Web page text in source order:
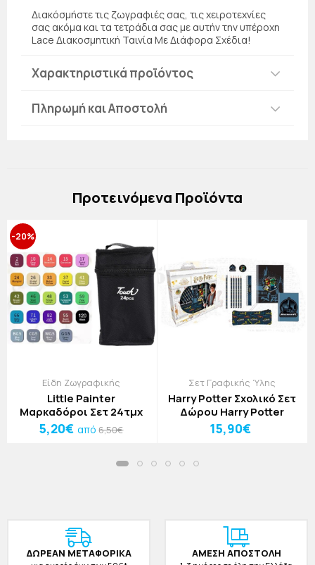
Διακόσμήστε τις ζωγραφιές σας, τις χειροτεχνίες
σας ακόμα και τα τετράδια σας με αυτήν την υπέροχη
Lace Διακοσμητική Ταινία Με Διάφορα Σχέδια!
Χαρακτηριστικά προϊόντος
Πληρωμή και Αποστολή
Πρoτεινόμενα Προϊόντα
-20%
Είδη Ζωγραφικής
Little Painter
Μαρκαδόροι Σετ 24τμχ
5,20€ από6,50€
Σετ Γραφικής Ύλης
Harry Potter Σχολικό Σετ
Δώρου Harry Potter
15,90€
ΔΩΡΕAΝ ΜΕΤΑΦΟΡΙΚΑ ΑΜΕΣΗ ΑΠΟΣΤΟΛΗ